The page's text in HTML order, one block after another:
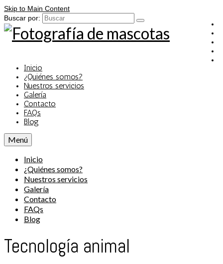
Skip to Main Content
Buscar por:
Inicio
¿Quiénes somos?
Nuestros servicios
Galería
Contacto
FAQs
Blog
Menú
Inicio
¿Quiénes somos?
Nuestros servicios
Galería
Contacto
FAQs
Blog
Tecnología animal